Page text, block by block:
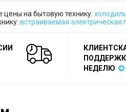
цены на бытовую технику:
встраиваемая электрическая
НЕДЕЛЮ